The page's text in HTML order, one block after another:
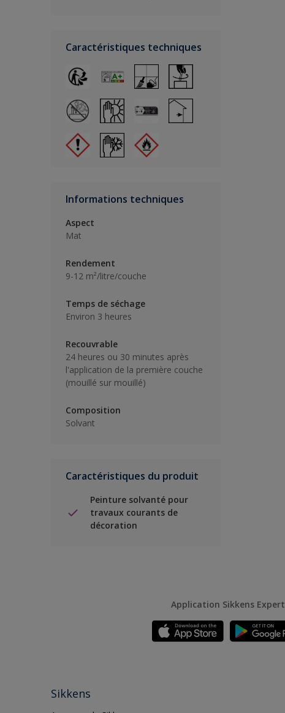
Caractéristiques techniques
Informations techniques
Aspect
Mat
Rendement
9-12 m²/litre/couche
Temps de séchage
Environ 3 heures
Recouvrable
24 heures ou 30 minutes après
l'application de la première couche
(mouillé sur mouillé)
Composition
Solvant
Caractéristiques du produit
Peinture solvanté pour
travaux courants de
décoration
Application Sikkens Expert
Sikkens